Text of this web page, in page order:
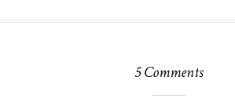
5 Comments